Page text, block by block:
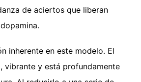
de aciertos que liberan
inherente en este modelo. El
vibrante y está profundamente